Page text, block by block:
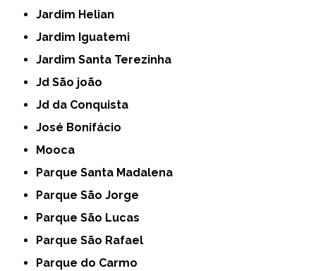
Jardim Helian
Jardim Iguatemi
Jardim Santa Terezinha
Jd São joão
Jd da Conquista
José Bonifácio
Mooca
Parque Santa Madalena
Parque São Jorge
Parque São Lucas
Parque São Rafael
Parque do Carmo